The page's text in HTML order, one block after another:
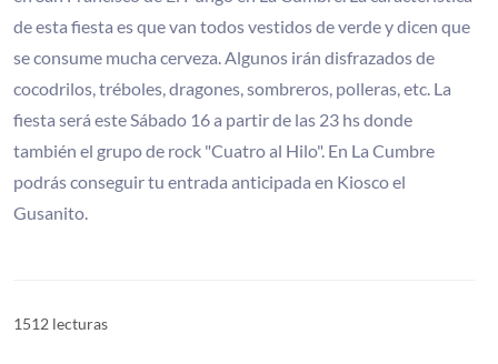
de esta fiesta es que van todos vestidos de verde y dicen que
se consume mucha cerveza. Algunos irán disfrazados de
cocodrilos, tréboles, dragones, sombreros, polleras, etc. La
fiesta será este Sábado 16 a partir de las 23 hs donde
también el grupo de rock "Cuatro al Hilo". En La Cumbre
podrás conseguir tu entrada anticipada en Kiosco el
Gusanito.
1512 lecturas